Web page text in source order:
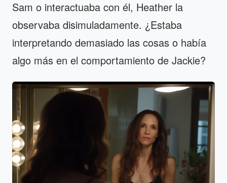
Sam o interactuaba con él, Heather la
observaba disimuladamente. ¿Estaba
interpretando demasiado las cosas o había
algo más en el comportamiento de Jackie?